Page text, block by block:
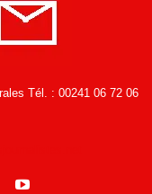
Tél. : 00241 06 72 06